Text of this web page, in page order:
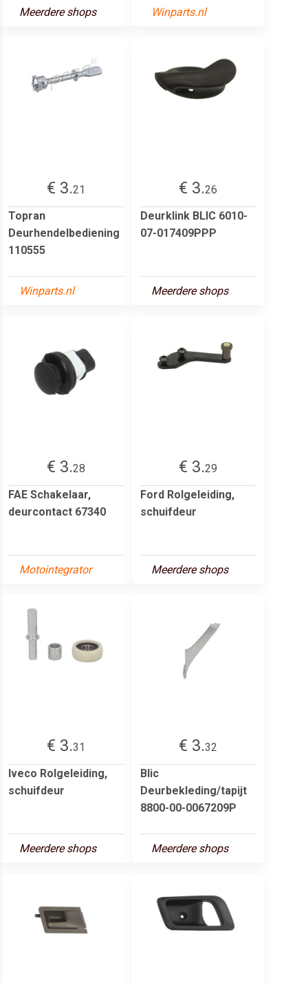
Meerdere shops Winparts.nl
€ 3.21
Topran
Deurhendelbediening
110555
Winparts.nl
€ 3.26
Deurklink BLIC 6010-
07-017409PPP
Meerdere shops
€ 3.28
FAE Schakelaar,
deurcontact 67340
Motointegrator
€ 3.29
Ford Rolgeleiding,
schuifdeur
Meerdere shops
€ 3.31
Iveco Rolgeleiding,
schuifdeur
Meerdere shops
€ 3.32
Blic
Deurbekleding/tapijt
8800-00-0067209P
Meerdere shops